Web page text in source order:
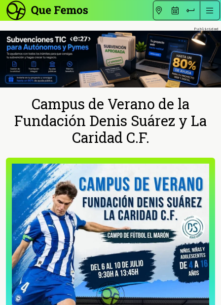
Campus de Verano de la
Fundación Denis Suárez y La
Caridad C.F.